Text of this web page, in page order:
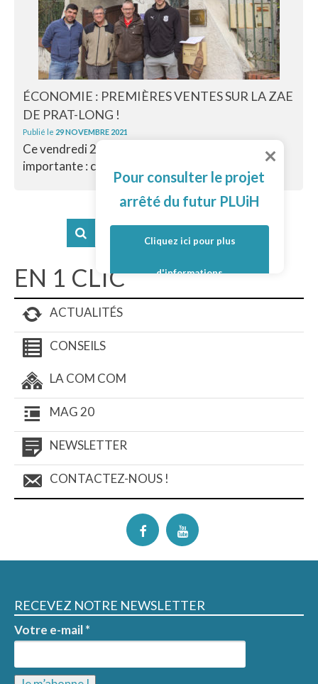
ÉCONOMIE : PREMIÈRES VENTES SUR LA ZAE
DE PRAT-LONG !
Publié le 29 NOVEMBRE 2021
Ce vendredi 26 novembre 2021 restera une date
importante : celle de la vente des...
EN 1 CLIC
ACTUALITÉS
CONSEILS
LA COM COM
MAG 20
NEWSLETTER
CONTACTEZ-NOUS !
RECEVEZ NOTRE NEWSLETTER
Votre e-mail*
Pour consulter le projet
arrêté du futur PLUiH
Cliquez ici pour plus
d'informations